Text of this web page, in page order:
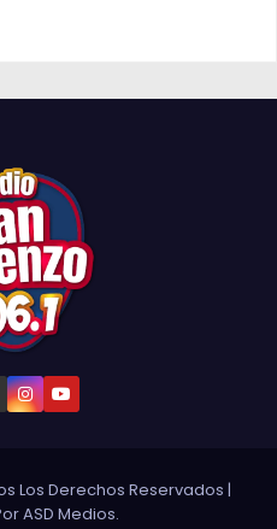
Los Derechos Reservados |
ASD Medios.